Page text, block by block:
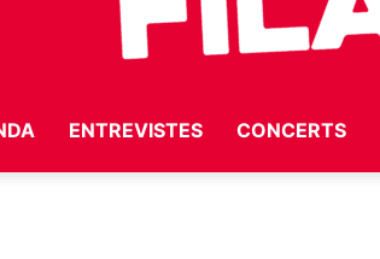
ENTREVISTES CONCERTS